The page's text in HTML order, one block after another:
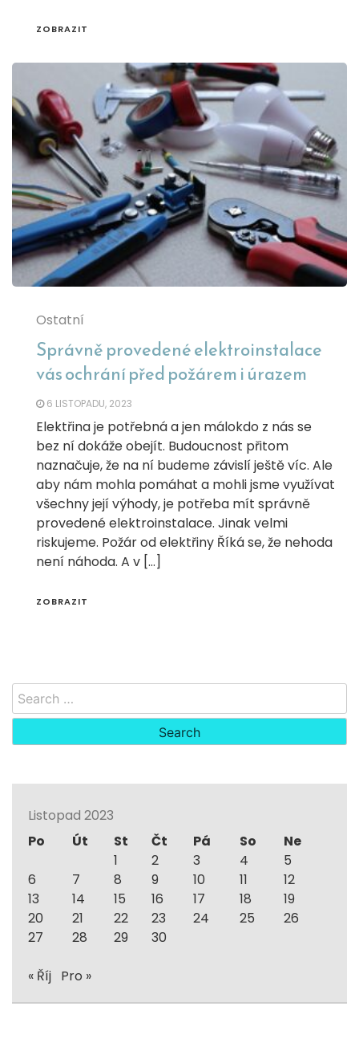
ZOBRAZIT
Ostatní
Správně provedené elektroinstalace
vás ochrání před požárem i úrazem
6 LISTOPADU, 2023
Elektřina je potřebná a jen málokdo z nás se
bez ní dokáže obejít. Budoucnost přitom
naznačuje, že na ní budeme závislí ještě víc. Ale
aby nám mohla pomáhat a mohli jsme využívat
všechny její výhody, je potřeba mít správně
provedené elektroinstalace. Jinak velmi
riskujeme. Požár od elektřiny Říká se, že nehoda
není náhoda. A v […]
ZOBRAZIT
Search
for:
Listopad 2023
Po
Út St Čt Pá So
Ne
1
2 3 4
5
6
7 8 9 10 11
12
13
14 15 16 17 18
19
20
21 22 23 24 25
26
27
28 29 30
« Říj Pro »